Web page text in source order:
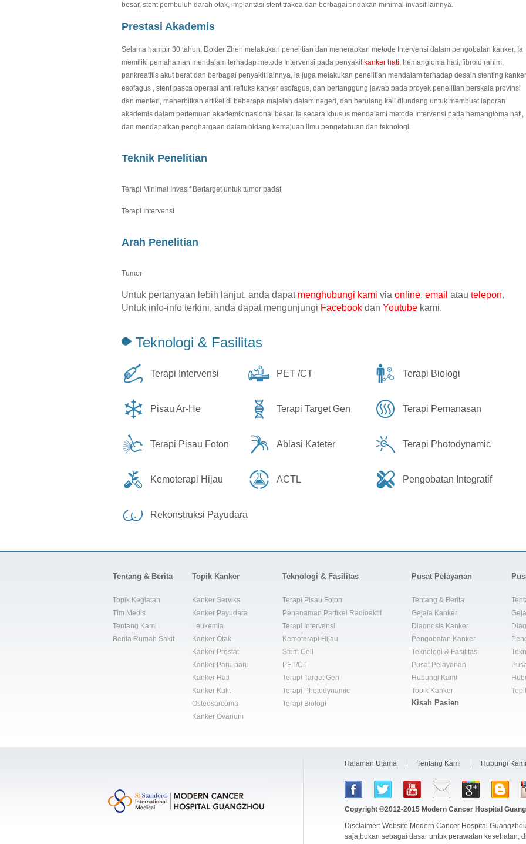
besar, stent pembuluh darah otak, implantasi stent trakea dan berbagai tindakan minimal invasif lainnya.
Prestasi Akademis
Selama hampir 30 tahun, Dokter Zhen melakukan penelitian dan menerapkan metode Intervensi dalam pengobatan kanker. Ia
memiliki pemahaman mendalam terhadap metode Intervensi pada penyakit kanker hati, hemangioma hati, fibroid rahim,
pankreatitis akut berat dan berbagai penyakit lainnya, ia juga melakukan penelitian mendalam terhadap desain stenting kanker
esofagus , stent pasca operasi anti refluks kanker esofagus, dan bertanggung jawab pada proyek penelitian berskala provinsi
dan menteri, menerbitkan artikel di beberapa majalah dalam negeri, dan berulang kali diundang untuk membuat laporan
akademis dalam pertemuan akademik nasional besar. Ia secara khusus mendalami metode Intervensi pada hemangioma hati,
dan mendapatkan penghargaan dalam bidang kemajuan ilmu pengetahuan dan teknologi.
Teknik Penelitian
Terapi Minimal Invasif Bertarget untuk tumor padat
Terapi Intervensi
Arah Penelitian
Tumor
Untuk pertanyaan lebih lanjut, anda dapat menghubungi kami via online, email atau telepon.
Untuk info-info terkini, anda dapat mengunjungi Facebook dan Youtube kami.
Teknologi & Fasilitas
Terapi Intervensi PET /CT Terapi Biologi
Pisau Ar-He Terapi Target Gen Terapi Pemanasan
Terapi Pisau Foton Ablasi Kateter Terapi Photodynamic
Kemoterapi Hijau ACTL Pengobatan Integratif
Rekonstruksi Payudara
Tentang & Berita
Topik Kegiatan
Tim Medis
Tentang Kami
Berita Rumah Sakit
Topik Kanker
Kanker Serviks
Kanker Payudara
Leukemia
Kanker Otak
Kanker Prostat
Kanker Paru-paru
Kanker Hati
Kanker Kulit
Osteosarcoma
Kanker Ovarium
Teknologi & Fasilitas
Terapi Pisau Foton
Penanaman Partikel Radioaktif
Terapi Intervensi
Kemoterapi Hijau
Stem Cell
PET/CT
Terapi Target Gen
Terapi Photodynamic
Terapi Biologi
Pusat Pelayanan
Tentang & Berita
Gejala Kanker
Diagnosis Kanker
Pengobatan Kanker
Teknologi & Fasilitas
Pusat Pelayanan
Hubungi Kami
Topik Kanker
Kisah Pasien
Halaman Utama Tentang Kami Hubungi Kami
Copyright ©2012-2015 Modern Cancer Hospital
Disclaimer: Website Modern Cancer Hospital
saja,bukan sebagai dasar untuk perawatan kesehatan,